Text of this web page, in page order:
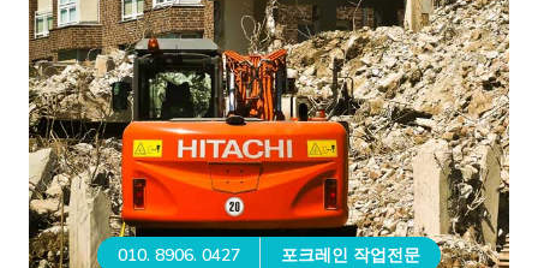
010. 8906. 0427 포크레인 작업전문